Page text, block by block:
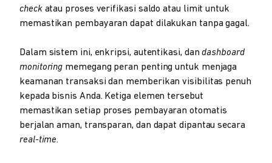
check atau proses verifikasi saldo atau limit untuk
memastikan pembayaran dapat dilakukan tanpa gagal.
Dalam sistem ini, enkripsi, autentikasi, dandashboard
monitoring memegang peran penting untuk menjaga
keamanan transaksi dan memberikan visibilitas penuh
kepada bisnis Anda. Ketiga elemen tersebut
memastikan setiap proses pembayaran otomatis
berjalan aman, transparan, dan dapat dipantau secara
real-time.